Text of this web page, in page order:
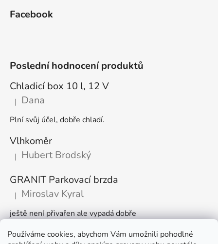
Používáme cookies, abychom Vám umožnili pohodlné
Facebook
Poslední hodnocení produktů
Chladicí box 10 l, 12 V
Hodnocení produktu je 5 z 5 hvězdiček.
| Dana
Plní svůj účel, dobře chladí.
Vlhkoměr
Hodnocení produktu je 5 z 5 hvězdiček.
| Hubert Brodský
GRANIT Parkovací brzda
Hodnocení produktu je 5 z 5 hvězdiček.
| Miroslav Kyral
ještě není přivařen ale vypadá dobře